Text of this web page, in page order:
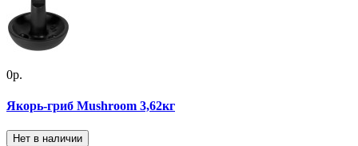
0р.
Якорь-гриб Mushroom 3,62кг
Нет в наличии